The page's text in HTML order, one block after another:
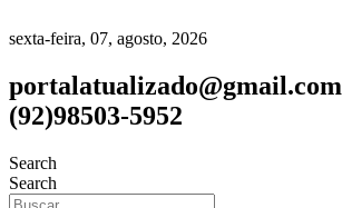
sexta-feira, 07, agosto, 2026
portalatualizado@gmail.com
(92)98503-5952
Search
Search